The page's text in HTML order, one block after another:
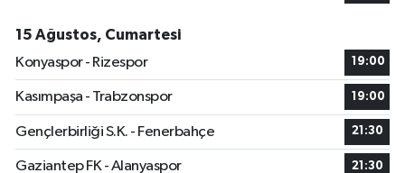
15 Ağustos, Cumartesi
Konyaspor - Rizespor
19:00
Kasımpaşa - Trabzonspor 19:00
Gençlerbirliği S.K. - Fenerbahçe 21:30
Gaziantep FK - Alanyaspor 21:30